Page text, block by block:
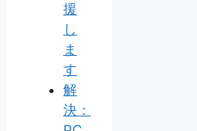
援
し
ま
す
解
決：